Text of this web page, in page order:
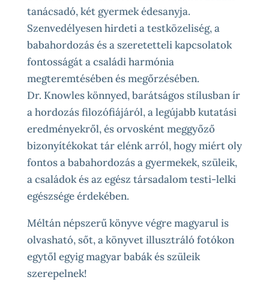
tanácsadó, két gyermek édesanyja.
Szenvedélyesen hirdeti a testközeliség, a
babahordozás és a szeretetteli kapcsolatok
fontosságát a családi harmónia
megteremtésében és megőrzésében.
Dr. Knowles könnyed, barátságos stílusban ír
a hordozás filozófiájáról, a legújabb kutatási
eredményekről, és orvosként meggyőző
bizonyítékokat tár elénk arról, hogy miért oly
fontos a babahordozás a gyermekek, szüleik,
a családok és az egész társadalom testi-lelki
egészsége érdekében.
Méltán népszerű könyve végre magyarul is
olvasható, sőt, a könyvet illusztráló fotókon
egytől egyig magyar babák és szüleik
szerepelnek!